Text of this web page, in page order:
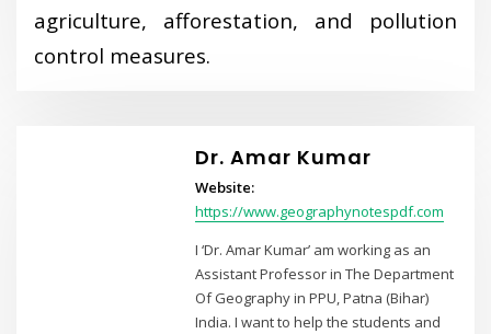
agriculture, afforestation, and pollution
control measures.
Dr. Amar Kumar
Website:
https://www.geographynotespdf.com
I ‘Dr. Amar Kumar’ am working as an
Assistant Professor in The Department
Of Geography in PPU, Patna (Bihar)
India. I want to help the students and